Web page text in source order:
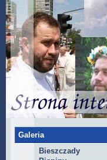
Galeria
Bieszczady